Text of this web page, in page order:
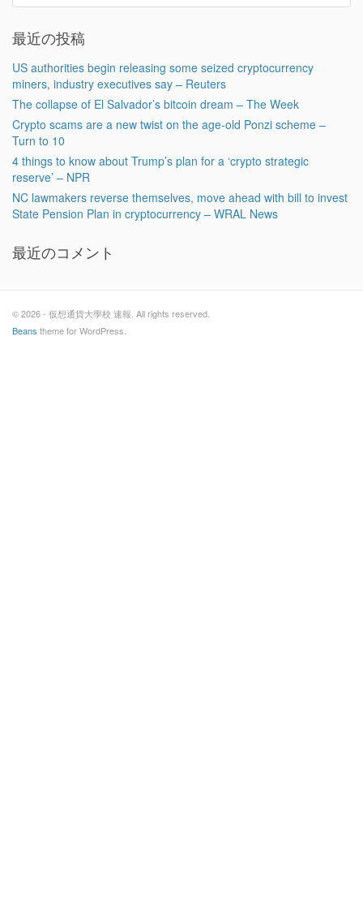
最近の投稿
US authorities begin releasing some seized cryptocurrency
miners, industry executives say – Reuters
The collapse of El Salvador’s bitcoin dream – The Week
Crypto scams are a new twist on the age-old Ponzi scheme –
Turn to 10
4 things to know about Trump’s plan for a ‘crypto strategic
reserve’ – NPR
NC lawmakers reverse themselves, move ahead with bill to invest
State Pension Plan in cryptocurrency – WRAL News
最近のコメント
© 2026 - 仮想通貨大學校 速報. All rights reserved.
Beans theme for WordPress.